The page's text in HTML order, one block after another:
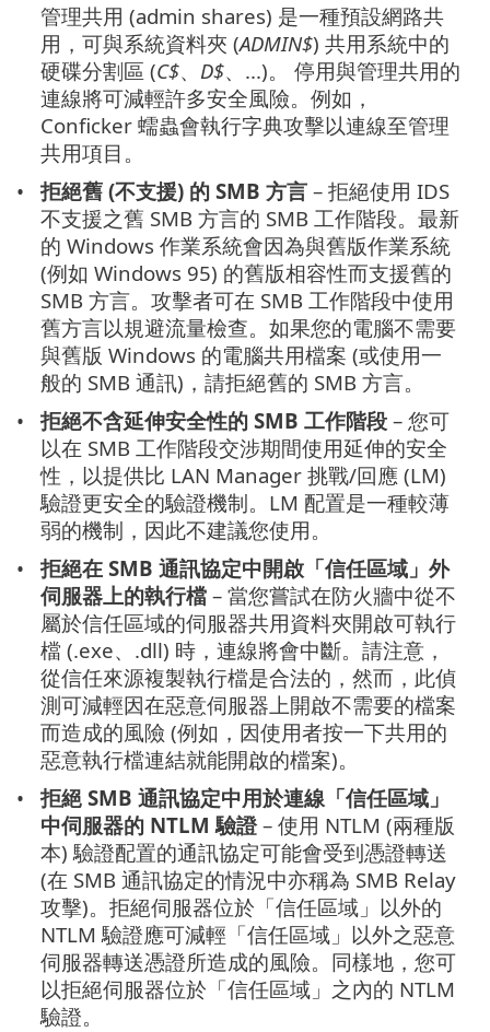
管理共用 (admin shares) 是一種預設網路共
用，可與系統資料夾 (ADMIN$) 共用系統中的
硬碟分割區 (C$、D$、...)。 停用與管理共用的
連線將可減輕許多安全風險。例如，
Conficker 蠕蟲會執行字典攻擊以連線至管理
共用項目。
拒絕舊 (不支援) 的 SMB 方言 – 拒絕使用 IDS
不支援之舊 SMB 方言的 SMB 工作階段。最新
的 Windows 作業系統會因為與舊版作業系統
(例如 Windows 95) 的舊版相容性而支援舊的
SMB 方言。攻擊者可在 SMB 工作階段中使用
舊方言以規避流量檢查。如果您的電腦不需要
與舊版 Windows 的電腦共用檔案 (或使用一
般的 SMB 通訊)，請拒絕舊的 SMB 方言。
拒絕不含延伸安全性的 SMB 工作階段 – 您可
以在 SMB 工作階段交涉期間使用延伸的安全
性，以提供比 LAN Manager 挑戰/回應 (LM)
驗證更安全的驗證機制。LM 配置是一種較薄
弱的機制，因此不建議您使用。
拒絕在 SMB 通訊協定中開啟「信任區域」外
伺服器上的執行檔 – 當您嘗試在防火牆中從不
屬於信任區域的伺服器共用資料夾開啟可執行
檔 (.exe、.dll) 時，連線將會中斷。請注意，
從信任來源複製執行檔是合法的，然而，此偵
測可減輕因在惡意伺服器上開啟不需要的檔案
而造成的風險 (例如，因使用者按一下共用的
惡意執行檔連結就能開啟的檔案)。
拒絕 SMB 通訊協定中用於連線「信任區域」
中伺服器的 NTLM 驗證– 使用 NTLM (兩種版
本) 驗證配置的通訊協定可能會受到憑證轉送
(在 SMB 通訊協定的情況中亦稱為 SMB Relay
攻擊)。拒絕伺服器位於「信任區域」以外的
NTLM 驗證應可減輕「信任區域」以外之惡意
伺服器轉送憑證所造成的風險。同樣地，您可
以拒絕伺服器位於「信任區域」之內的 NTLM
驗證。